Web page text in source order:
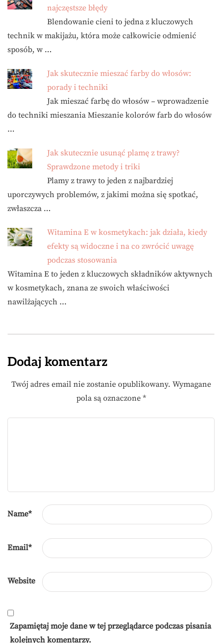
najczęstsze błędy
Blendowanie cieni to jedna z kluczowych
technik w makijażu, która może całkowicie odmienić
sposób, w …
Jak skutecznie mieszać farby do włosów:
porady i techniki
Jak mieszać farbę do włosów – wprowadzenie
do techniki mieszania Mieszanie kolorów farb do włosów
…
Jak skutecznie usunąć plamę z trawy?
Sprawdzone metody i triki
Plamy z trawy to jeden z najbardziej
uporczywych problemów, z jakimi można się spotkać,
zwłaszcza …
Witamina E w kosmetykach: jak działa, kiedy
efekty są widoczne i na co zwrócić uwagę
podczas stosowania
Witamina E to jeden z kluczowych składników aktywnych
w kosmetykach, znana ze swoich właściwości
nawilżających …
Dodaj komentarz
Twój adres email nie zostanie opublikowany. Wymagane
pola są oznaczone *
Name*
Email*
Website
Zapamiętaj moje dane w tej przeglądarce podczas pisania
kolejnych komentarzy.